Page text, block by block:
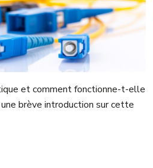
et comment fonctionne-t-elle
brève introduction sur cette